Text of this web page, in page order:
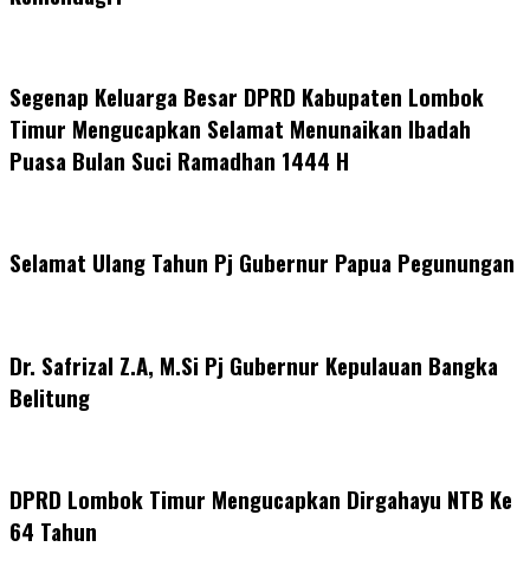
Segenap Keluarga Besar DPRD Kabupaten Lombok
Timur Mengucapkan Selamat Menunaikan Ibadah
Puasa Bulan Suci Ramadhan 1444 H
Selamat Ulang Tahun Pj Gubernur Papua Pegunungan
Dr. Safrizal Z.A, M.Si Pj Gubernur Kepulauan Bangka
Belitung
DPRD Lombok Timur Mengucapkan Dirgahayu NTB Ke
64 Tahun